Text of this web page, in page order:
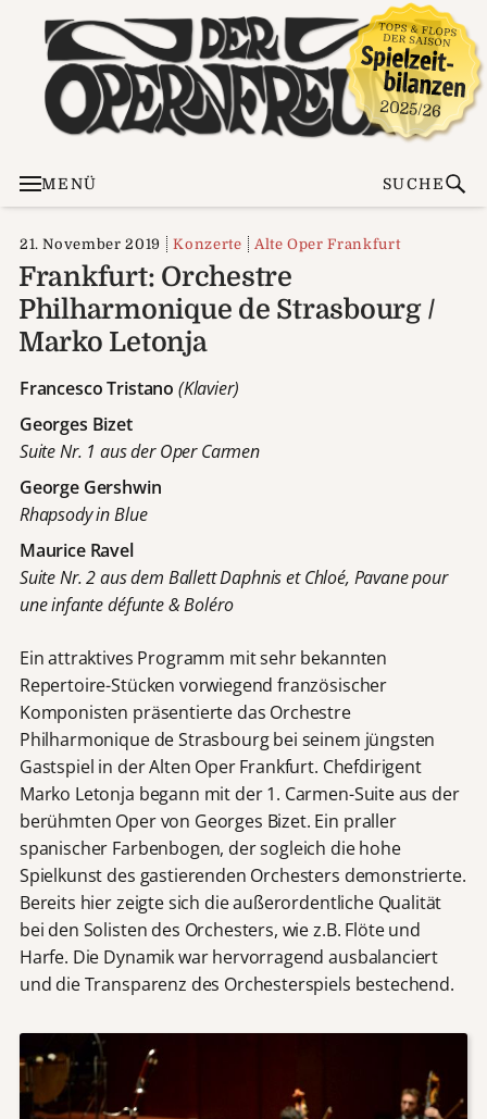
MENÜ SUCHE
21. November 2019 Konzerte Alte Oper Frankfurt
Frankfurt: Orchestre
Philharmonique de Strasbourg /
Marko Letonja
Francesco Tristano (Klavier)
Georges Bizet
Suite Nr. 1 aus der Oper Carmen
George Gershwin
Rhapsody in Blue
Maurice Ravel
Suite Nr. 2 aus dem Ballett Daphnis et Chloé, Pavane pour
une infante défunte & Boléro
Ein attraktives Programm mit sehr bekannten
Repertoire-Stücken vorwiegend französischer
Komponisten präsentierte das Orchestre
Philharmonique de Strasbourg bei seinem jüngsten
Gastspiel in der Alten Oper Frankfurt. Chefdirigent
Marko Letonja begann mit der 1. Carmen-Suite aus der
berühmten Oper von Georges Bizet. Ein praller
spanischer Farbenbogen, der sogleich die hohe
Spielkunst des gastierenden Orchesters demonstrierte.
Bereits hier zeigte sich die außerordentliche Qualität
bei den Solisten des Orchesters, wie z.B. Flöte und
Harfe. Die Dynamik war hervorragend ausbalanciert
und die Transparenz des Orchesterspiels bestechend.